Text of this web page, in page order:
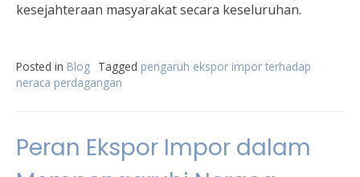
kesejahteraan masyarakat secara keseluruhan.
Posted in Blog Tagged pengaruh ekspor impor terhadap
neraca perdagangan
Peran Ekspor Impor dalam